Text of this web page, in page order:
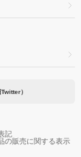
）
記
の販売に関する表示